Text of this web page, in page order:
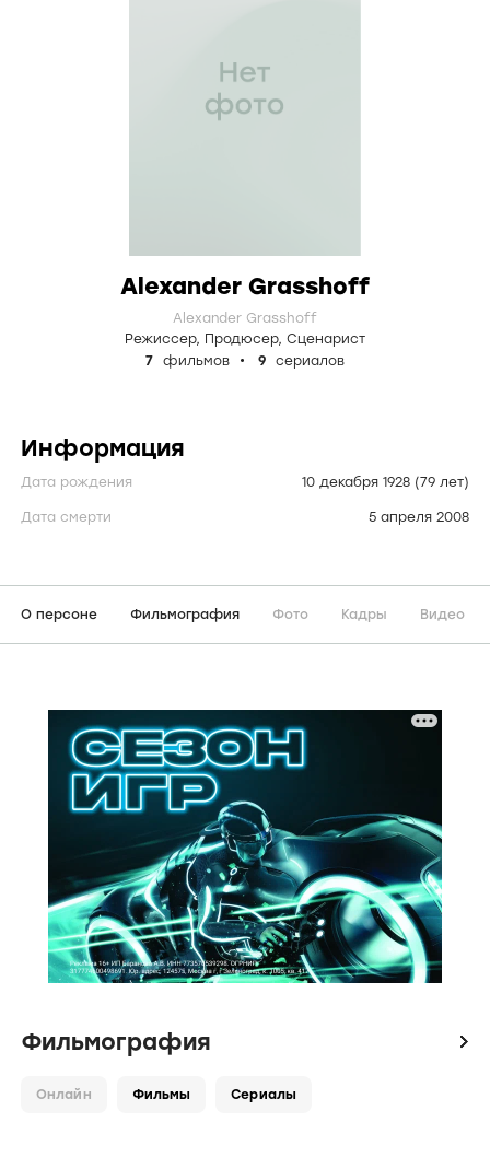
Alexander Grasshoff
Alexander Grasshoff
Режиссер, Продюсер, Сценарист
7
фильмов 9 сериалов
Информация
Дата рождения 10 декабря 1928 (79 лет)
Дата смерти 5 апреля 2008
О персоне Фильмография Фото Кадры Видео
Фильмография icon
Онлайн Фильмы Сериалы